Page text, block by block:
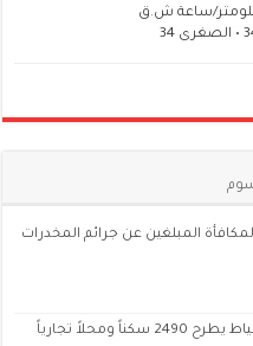
المبلغين عن جرائم المخدرات
صندوق التوفير والاحتياط يطرح 2490 سكناً ومحلاً تجارياً